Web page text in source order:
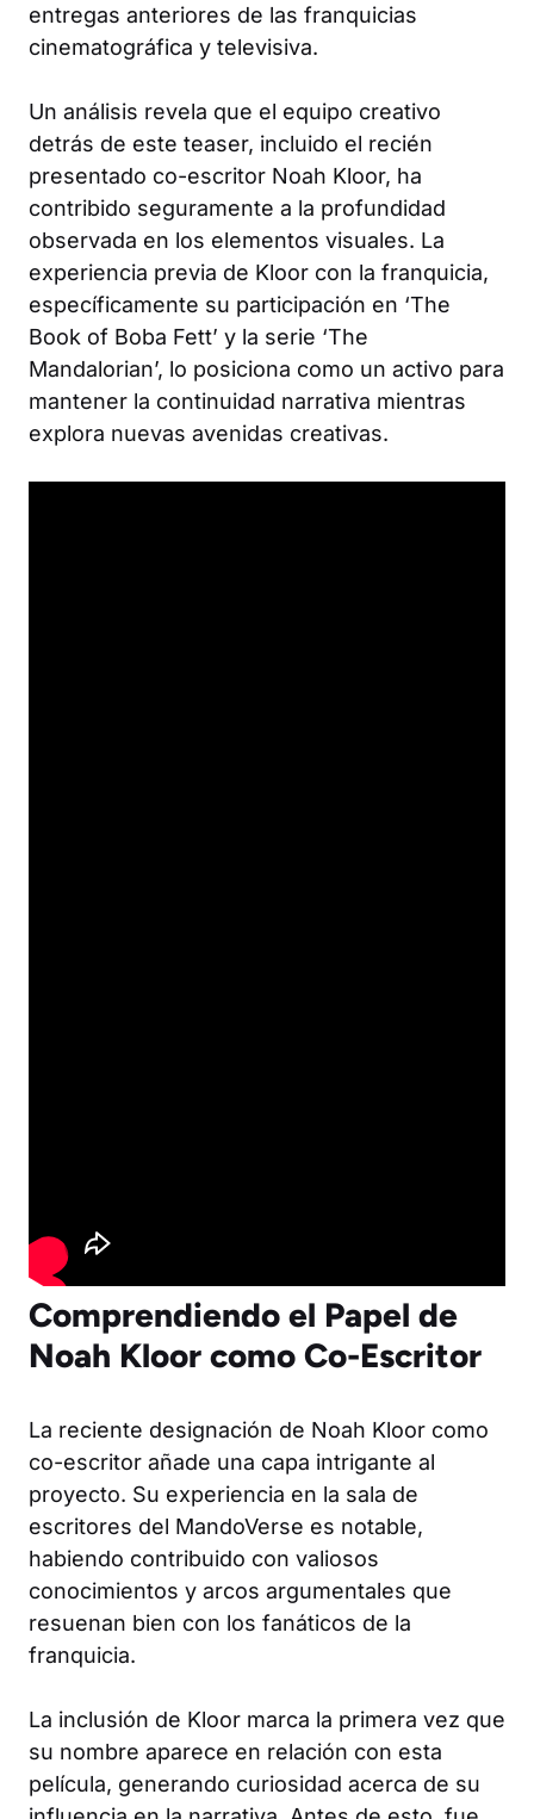
entregas anteriores de las franquicias
cinematográfica y televisiva.
Un análisis revela que el equipo creativo
detrás de este teaser, incluido el recién
presentado co-escritor Noah Kloor, ha
contribido seguramente a la profundidad
observada en los elementos visuales. La
experiencia previa de Kloor con la franquicia,
específicamente su participación en ‘The
Book of Boba Fett’ y la serie ‘The
Mandalorian’, lo posiciona como un activo para
mantener la continuidad narrativa mientras
explora nuevas avenidas creativas.
Comprendiendo el Papel de
Noah Kloor como Co-Escritor
La reciente designación de Noah Kloor como
co-escritor añade una capa intrigante al
proyecto. Su experiencia en la sala de
escritores del MandoVerse es notable,
habiendo contribuido con valiosos
conocimientos y arcos argumentales que
resuenan bien con los fanáticos de la
franquicia.
La inclusión de Kloor marca la primera vez que
su nombre aparece en relación con esta
película, generando curiosidad acerca de su